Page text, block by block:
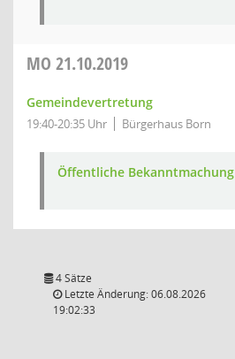
MO 21.10.2019
Gemeindevertretung
19:40-20:35 Uhr Bürgerhaus Born
Öffentliche Bekanntmachung
4 Sätze
Letzte Änderung: 06.08.2026
19:02:33